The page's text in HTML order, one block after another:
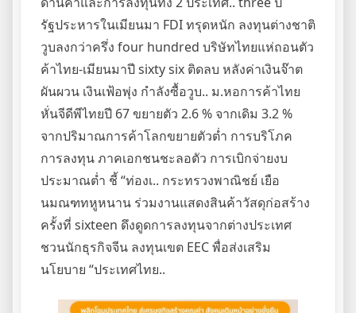
รัฐประหารในเมียนมา FDI ทรุดหนัก ลงทุนต่างชาติ
วูบลงกว่าครึ่ง four hundred บริษัทไทยแห่ถอนตัว
ค้าไทย-เมียนมาปี sixty six ติดลบ หลังค่าเงินจ๊าต
ผันผวน เงินเฟ้อพุ่ง กำลังซื้อวูบ.. ม.หอการค้าไทย
หั่นจีดีพีไทยปี 67 ขยายตัว 2.6 % จากเดิม 3.2 %
จากปริมาณการค้าโลกขยายตัวต่ำ การบริโภค
การลงทุน ภาคเอกชนชะลอตัว การเบิกจ่ายงบ
ประมาณต่ำ ชี้ “ท่องเ.. กระทรวงพาณิชย์ เยือ
นมณฑทหูหนาน ร่วมงานแสดงสินค้าวัสดุก่อสร้าง
ครั้งที่ sixteen ดึงดูดการลงทุนจากต่างประเทศ
ชวนนักธุรกิจจีน ลงทุนเขต EEC พื่อส่งเสริม
นโยบาย “ประเทศไทย..